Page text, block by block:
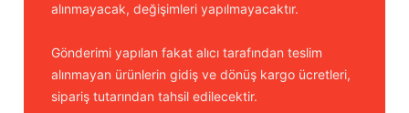
alınmayacak, değişimleri yapılmayacaktır.
Gönderimi yapılan fakat alıcı tarafından teslim
alınmayan ürünlerin gidiş ve dönüş kargo ücretleri,
sipariş tutarından tahsil edilecektir.